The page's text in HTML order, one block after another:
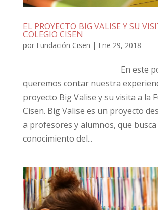
EL PROYECTO BIG VALISE Y SU
COLEGIO CISEN
por Fundación Cisen | Ene 29, 2018
En este post
queremos contar nuestra
proyecto Big Valise y su visita a la
Cisen. Big Valise es un proyecto
a profesores y alumnos, que
conocimiento del...